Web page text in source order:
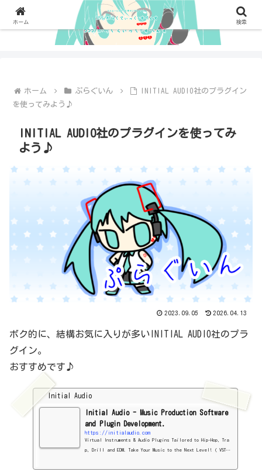
ホーム ぷらぐいん
INITIAL AUDIO社のプラグイン
を使ってみよう♪
INITIAL AUDIO社のプラグインを使ってみ
よう♪
2023.09.05 2026.04.13
ボク的に、結構お気に入りが多いINITIAL AUDIO社のプラ
グイン。
おすすめです♪
Initial Audio
Initial Audio - Music Production Software
and Plugin Development.
https://initialaudio.com
Virtual Instruments & Audio Plugins Tailored to Hip-Hop, Tra
p, Drill and EDM. Take Your Music to the Next Level! ( VST,
ホーム 検索